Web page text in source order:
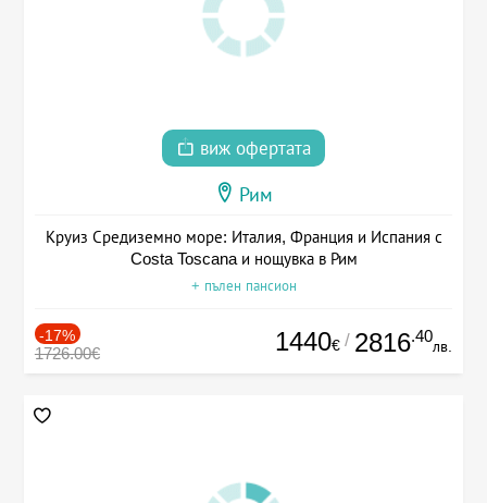
виж офертата
Рим
Круиз Средиземно море: Италия, Франция и Испания с
Costa Toscana и нощувка в Рим
+ пълен пансион
-17%
1726.00€ 1440€ / 2816.40
лв.